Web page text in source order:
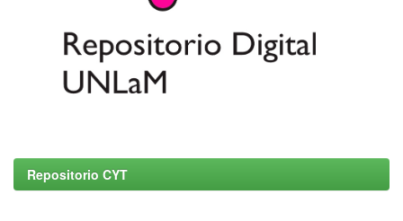
Repositorio CYT